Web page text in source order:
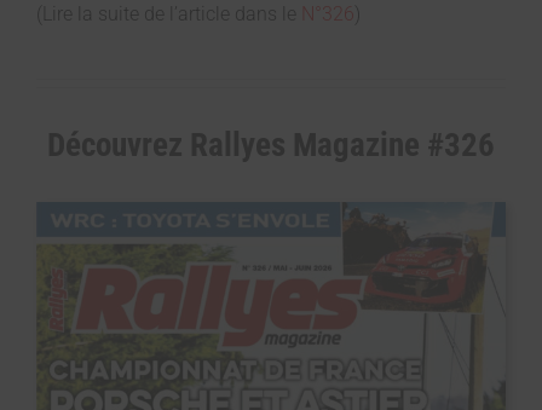
(Lire la suite de l’article dans le
N°326 )